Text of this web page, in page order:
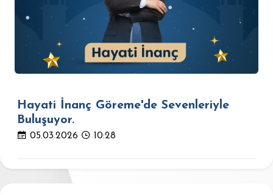
Hayati İnanç Göreme'de Sevenleriyle
Buluşuyor.
05.03.2026 10:28